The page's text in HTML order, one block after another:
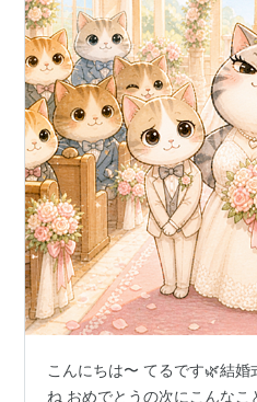
こんにちは〜 てるです🌿結
ね おめでとうの次にこんなこ